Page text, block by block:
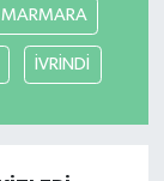
MARMARA
İVRİNDİ